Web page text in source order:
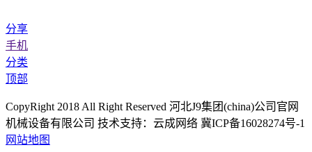
分享
手机
分类
顶部
CopyRight 2018 All Right Reserved 河北J9集团(china)公司官网
机械设备有限公司 技术支持：云成网络 冀ICP备16028274号-1
网站地图